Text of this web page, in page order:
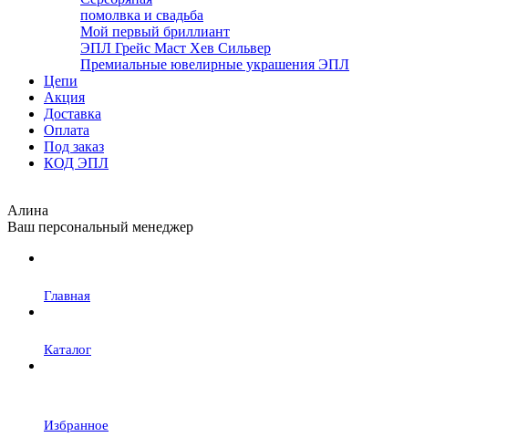
помолвка и свадьба
Мой первый бриллиант
ЭПЛ Грейс Маст Хев Сильвер
Премиальные ювелирные украшения ЭПЛ
Цепи
Акция
Доставка
Оплата
Под заказ
КОД ЭПЛ
Алина
Ваш персональный менеджер
Главная
Каталог
Избранное